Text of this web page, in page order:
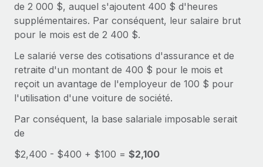
Simplifiez vos processus de présélection des
candidats
Gardez un temps d’avance sur les risques en
matière de conformité
Gestion des appareils
Achetez et suivez vos équipements informatiques
Création d’entité
ÉTUDES DE CAS
Comment Weaviate, l'as de l'IA, a développé
Weaviate en bref Weaviate crée des infrastructures open
source et AI-first. Sa mission est...
En savoir plus
l’international, le recrutement sans changer de
BLOG
Paie multipays
EOR et PEO
Gestion des freelances
Taxes
Explorer le blog
de 2 000 $, auquel s'ajoutent 400 $ d'heures
supplémentaires. Par conséquent, leur salaire brut
pour le mois est de 2 400 $.
Le salarié verse des cotisations d'assurance et de
retraite d'un montant de 400 $ pour le mois et
reçoit un avantage de l'employeur de 100 $ pour
l'utilisation d'une voiture de société.
Par conséquent, la base salariale imposable serait
de
$2,400 - $400 + $100 = $2,100